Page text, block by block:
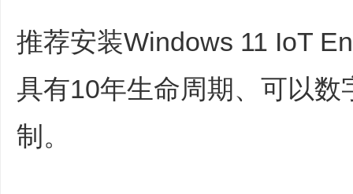
推荐安装Windows 11 IoT
具有10年生命周期、可以
制。